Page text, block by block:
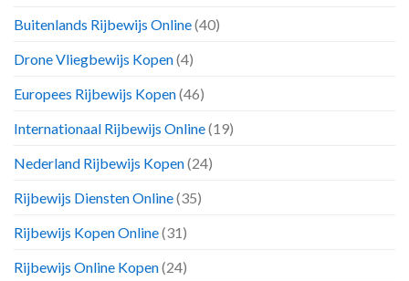
Buitenlands Rijbewijs Online(40)
Drone Vliegbewijs Kopen(4)
Europees Rijbewijs Kopen(46)
Internationaal Rijbewijs Online(19)
Nederland Rijbewijs Kopen(24)
Rijbewijs Diensten Online(35)
Rijbewijs Kopen Online(31)
Rijbewijs Online Kopen(24)